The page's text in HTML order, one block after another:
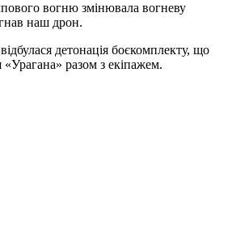
вогню змінювала вогневу
наш дрон.
детонація боєкомплекту, що
разом з екіпажем.